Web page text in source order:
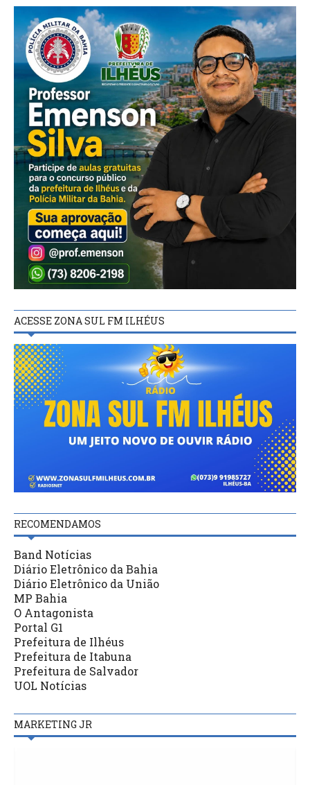
ACESSE ZONA SUL FM ILHÉUS
RECOMENDAMOS
Band Notícias
Diário Eletrônico da Bahia
Diário Eletrônico da União
MP Bahia
O Antagonista
Portal G1
Prefeitura de Ilhéus
Prefeitura de Itabuna
Prefeitura de Salvador
UOL Notícias
MARKETING JR